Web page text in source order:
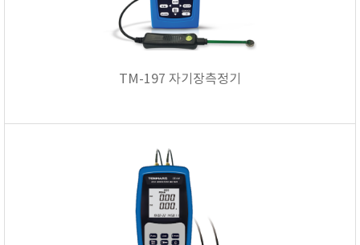
TM-197 자기장측정기